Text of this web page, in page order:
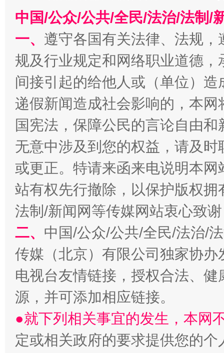
揭开“小金库”的免责幌子
全民健身五年计划来了！等你上场
中国/公众/公共/全民/法治/法制/
一、 遵守各国有关法律、法规
规及行业规定和网络职业道德
间接引起的给他人或（单位）
递假新闻造成社会影响的，本
国宪法，保障公民的言论自由
无意中涉及到您的权益，请及
或更正。特请来函来电说明本
站有权先行撤除，以保护版权
法制/新闻网等传媒网站衷心致
二、 中国/公众/公共/全民/法治/
传媒（北京）有限公司独家协
电视台友情链接，授权合法、
源，并可添加相应链接。
●就下列相关事宜的发生，本网
定或相关政府的要求提供您的个